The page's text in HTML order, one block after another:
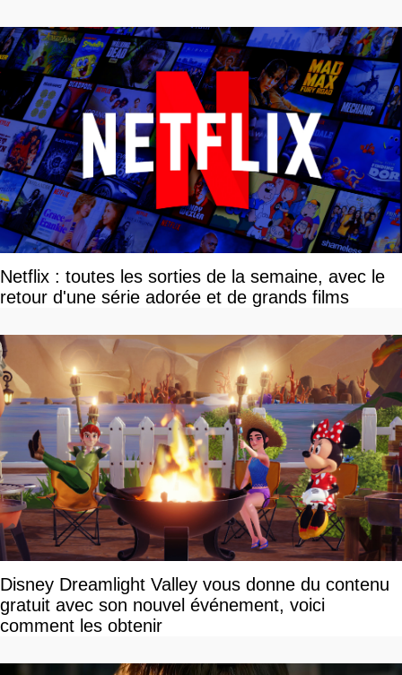
Netflix : toutes les sorties de la semaine, avec le
retour d'une série adorée et de grands films
Disney Dreamlight Valley vous donne du contenu
gratuit avec son nouvel événement, voici
comment les obtenir